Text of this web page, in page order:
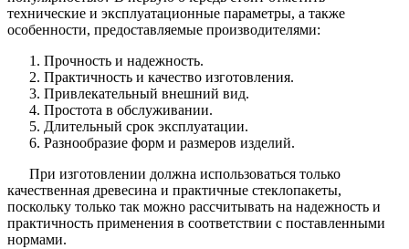
технические и эксплуатационные параметры, а также
особенности, предоставляемые производителями:
Прочность и надежность.
Практичность и качество изготовления.
Привлекательный внешний вид.
Простота в обслуживании.
Длительный срок эксплуатации.
Разнообразие форм и размеров изделий.
При изготовлении должна использоваться только
качественная древесина и практичные стеклопакеты,
поскольку только так можно рассчитывать на надежность и
практичность применения в соответствии с поставленными
нормами.